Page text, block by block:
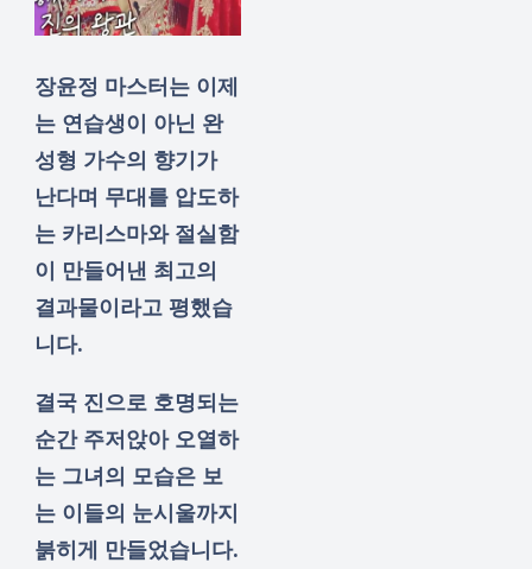
장윤정 마스터는 이제
는 연습생이 아닌 완
성형 가수의 향기가
난다며 무대를 압도하
는 카리스마와 절실함
이 만들어낸 최고의
결과물이라고 평했습
니다.
결국 진으로 호명되는
순간 주저앉아 오열하
는 그녀의 모습은 보
는 이들의 눈시울까지
붉히게 만들었습니다.